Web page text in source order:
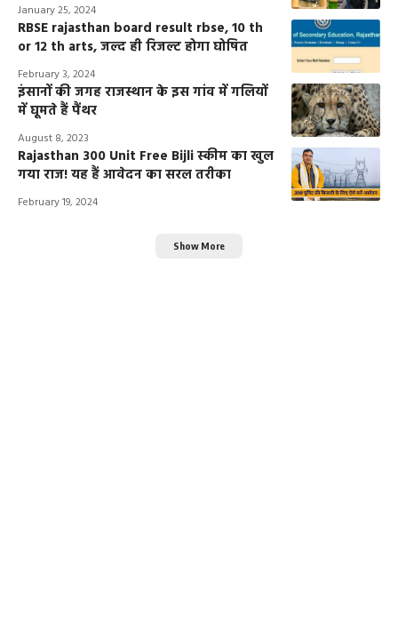
January 25, 2024
RBSE rajasthan board result rbse, 10 th
or 12 th arts, जल्द ही रिजल्ट होगा घोषित
February 3, 2024
इंसानों की जगह राजस्थान के इस गांव में गलियों
में घूमते हैं पैंथर
August 8, 2023
Rajasthan 300 Unit Free Bijli स्कीम का खुल
गया राज! यह हैं आवेदन का सरल तरीका
February 19, 2024
Show More